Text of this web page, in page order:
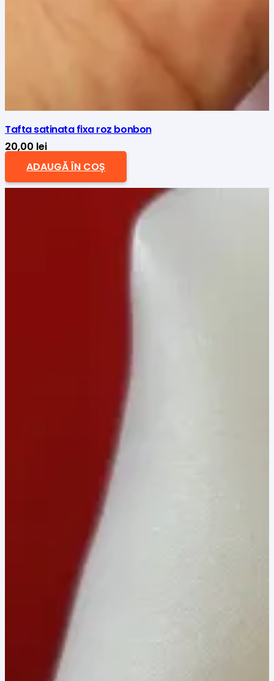
Tafta satinata fixa roz bonbon
20,00 lei
ADAUGĂ ÎN COȘ